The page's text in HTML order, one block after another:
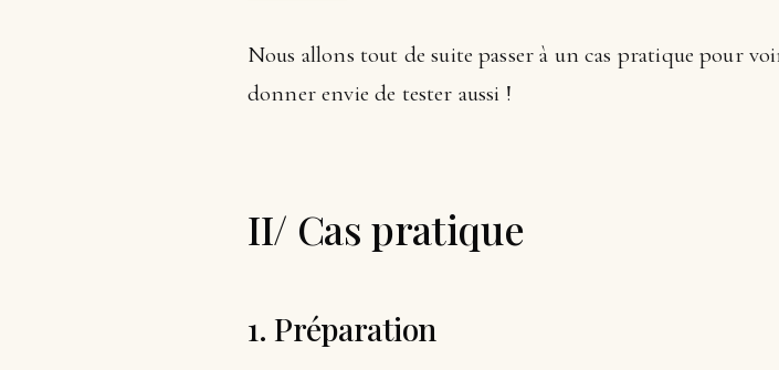
Nous allons tout de suite passer à un cas pratique pour
donner envie de tester aussi !
II/ Cas pratique
1. Préparation